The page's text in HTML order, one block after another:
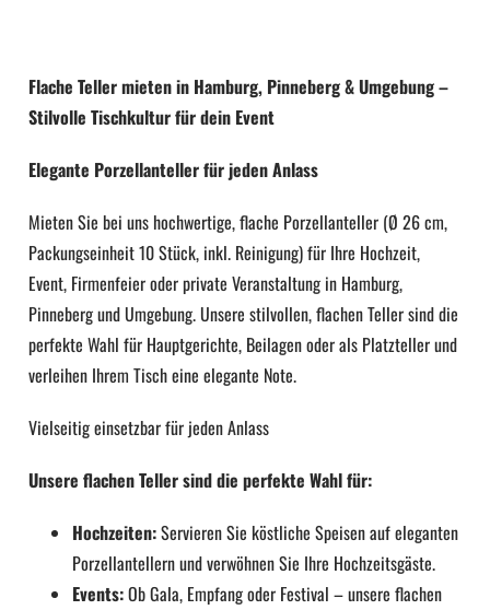
Flache Teller mieten in Hamburg, Pinneberg & Umgebung –
Stilvolle Tischkultur für dein Event
Elegante Porzellanteller für jeden Anlass
Mieten Sie bei uns hochwertige, flache Porzellanteller (Ø 26 cm,
Packungseinheit 10 Stück, inkl. Reinigung) für Ihre Hochzeit,
Event, Firmenfeier oder private Veranstaltung in Hamburg,
Pinneberg und Umgebung. Unsere stilvollen, flachen Teller sind die
perfekte Wahl für Hauptgerichte, Beilagen oder als Platzteller und
verleihen Ihrem Tisch eine elegante Note.
Vielseitig einsetzbar für jeden Anlass
Unsere flachen Teller sind die perfekte Wahl für:
Hochzeiten:Servieren Sie köstliche Speisen auf eleganten
Porzellantellern und verwöhnen Sie Ihre Hochzeitsgäste.
Events:Ob Gala, Empfang oder Festival – unsere flachen